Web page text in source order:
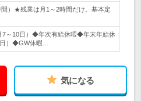
）★残業は月1～2時間だけ。基本定
7～10日）◆年次有給休暇◆年末年始休
）◆GW休暇…
気になる